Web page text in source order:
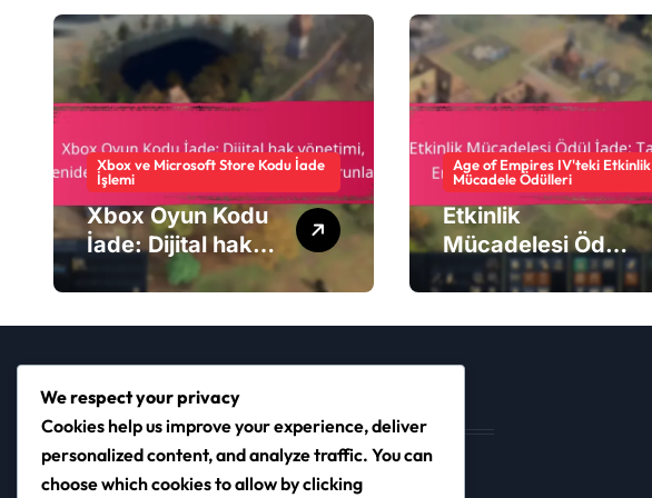
Xbox ve Microsoft Store Kodu İade
İşlemi
Xbox Oyun Kodu
İade: Dijital hak
yönetimi, Yeniden
Çoklu platform
sorunları
Age of Empires IV'teki Etkinlik
Mücadele Ödülleri
Etkinlik
Mücadelesi Ödül
İade: Talep
yönetimi, Destek
kaynakları
Kategoriler
Age of Empires IV için Twitch Drops
We respect your privacy
Cookies help us improve your experience, deliver
personalized content, and analyze traffic. You can
choose which cookies to allow by clicking